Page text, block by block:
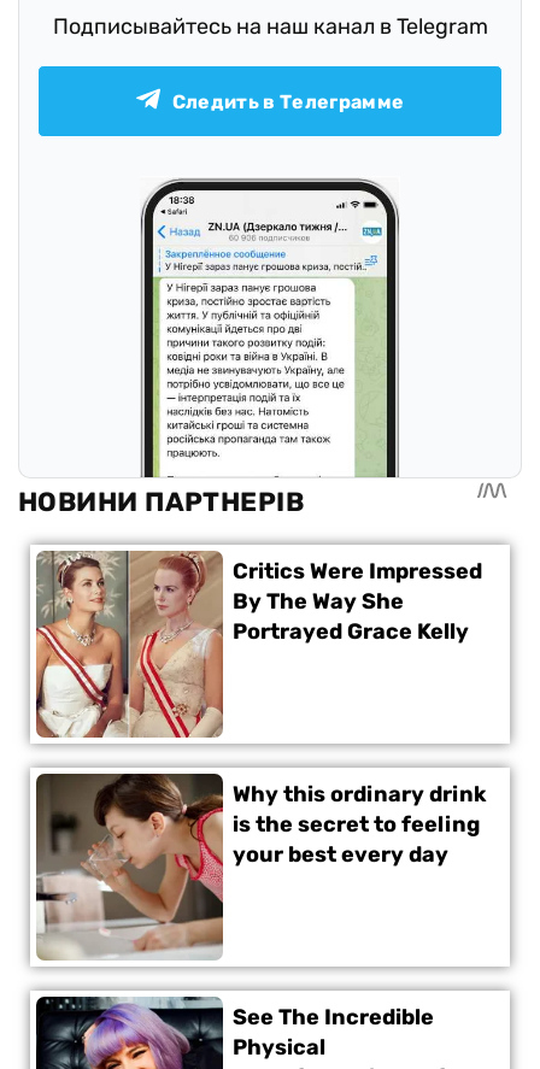
Подписывайтесь на наш канал в Telegram
Следить в Телеграмме